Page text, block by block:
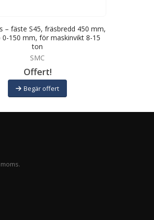
– fäste S45, fräsbredd 450 mm,
0-150 mm, för maskinvikt 8-15
ton
SMC
Offert!
Begär offert